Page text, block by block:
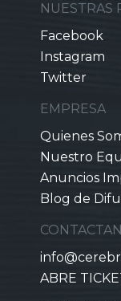
NUESTRAS
Facebook
Instagram
Twitter
EMPRESA
Quienes
Nuestro
Anuncios
Blog de
ABRE